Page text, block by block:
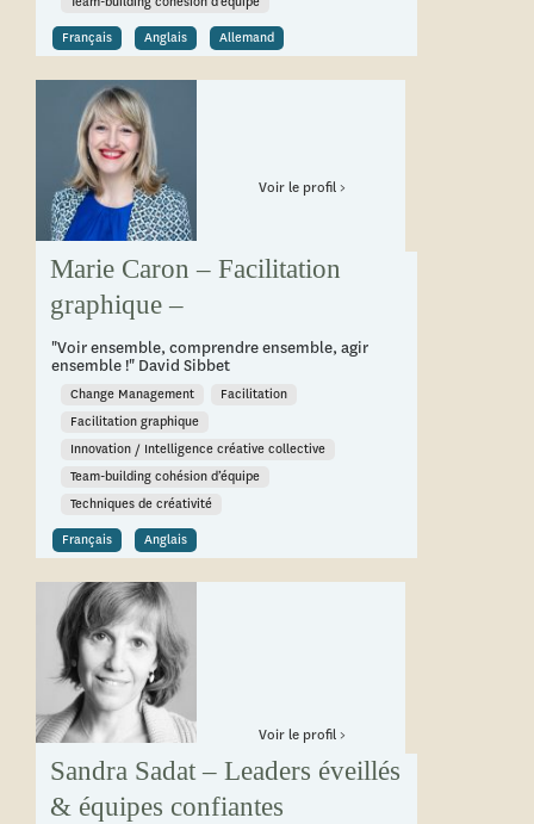
Allemand
Anglais
Français
Marie Caron – Facilitation
graphique –
"Voir ensemble, comprendre ensemble, agir
ensemble !" David Sibbet
Change Management
Facilitation
Facilitation graphique
Innovation / Intelligence créative collective
Team-building cohésion d’équipe
Techniques de créativité
Anglais
Français
Voir le profil >
Sandra Sadat – Leaders éveillés
& équipes confiantes
Voir le profil >